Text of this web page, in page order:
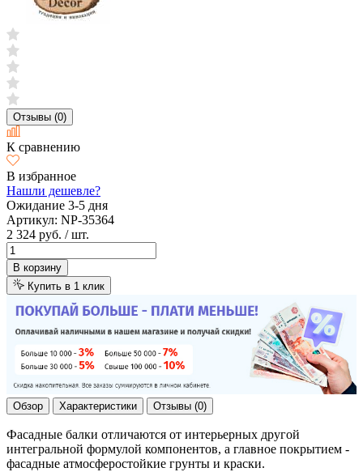
Отзывы (0)
К сравнению
В избранное
Нашли дешевле?
Ожидание 3-5 дня
Артикул: NP-35364
2 324 руб. / шт.
В корзину
Купить в 1 клик
Обзор Характеристики Отзывы (0)
Фасадные балки отличаются от интерьерных другой
интегральной формулой компонентов, а главное покрытием -
фасадные атмосферостойкие грунты и краски.